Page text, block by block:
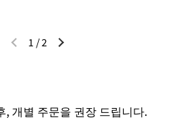
이전 슬라이드다음 슬라이드
1 /2
별 주문을 권장 드립니다.